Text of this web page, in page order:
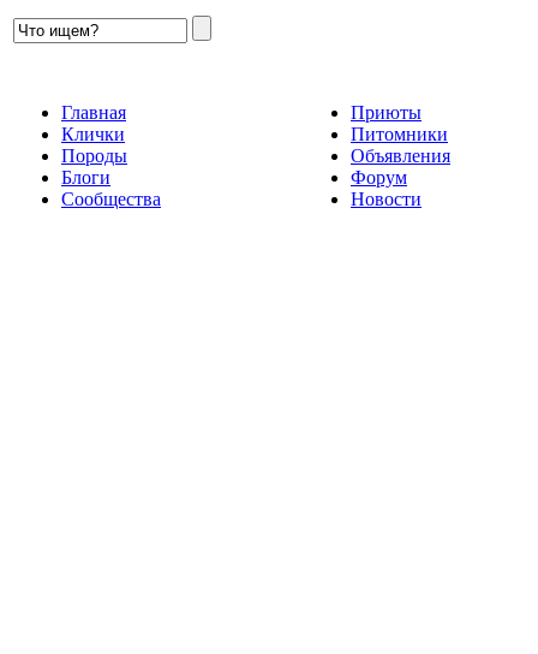
Главная
Клички
Породы
Блоги
Сообщества
Приюты
Питомники
Объявления
Форум
Новости